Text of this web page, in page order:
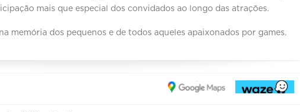
mais que especial dos convidados ao longo das atrações.
memória dos pequenos e de todos aqueles apaixonados por games.